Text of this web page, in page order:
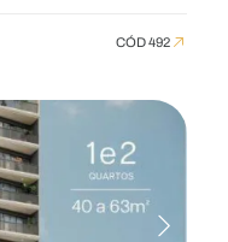
CÓD 492